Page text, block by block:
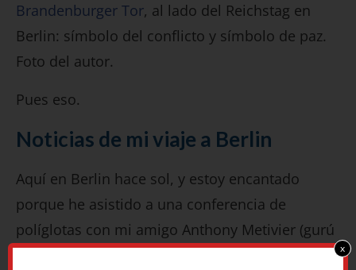
Brandenburger Tor, al lado del Reichstag en
Berlin: símbolo del conflicto y símbolo de paz.
Foto del autor.
Pues eso.
Noticias de mi viaje a Berlin
Aquí en Berlin hace sol, y estoy encantado
porque he asistido a una conferencia de
políglotas con mi amigo Anthony Metivier (gurú
x